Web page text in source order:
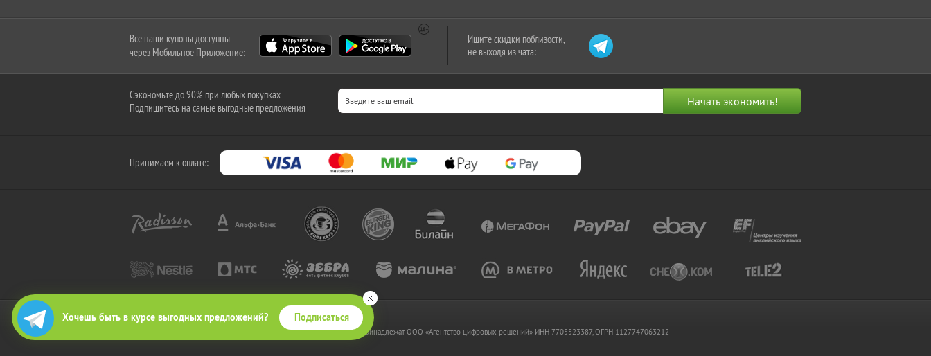
Хочешь быть в курсе выгодных предложений? Подписаться
Все наши купоны доступны
через Мобильное Приложение:
Ищите скидки поблизости,
не выходя из чата:
Сэкономьте до 90% при любых покупках
Подпишитесь на самые выгодные предложения
Принимаем к оплате:
2010-2026 © КупиКупон. Все права защищены.
Все права на товарный знак "КупиКупон" и на сайт www.kupikupon.ru принадлежат OOO «Агентство цифровых решений» ИНН 7705523387, ОГРН 1127747063212